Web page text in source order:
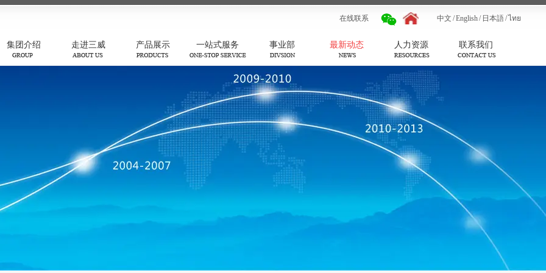
中文 /English/ 日本語/ไทย
在线联系
集团介绍 走进三威 产品展示 一站式服务 事业部 最新动态 人力资源 联系我们